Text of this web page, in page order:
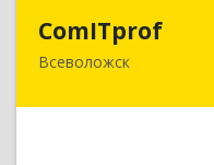
ComITprof
Всеволожск
188643,